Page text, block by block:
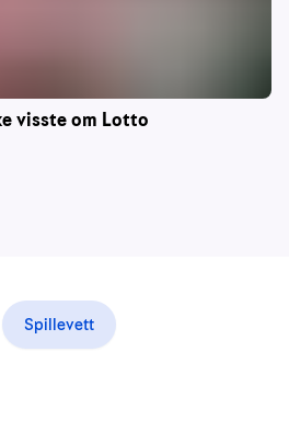
visste om Lotto
Spillevett